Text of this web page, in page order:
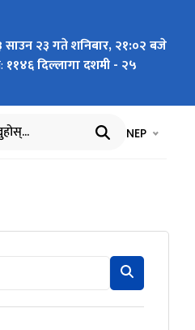
साउन २३ गते शनिबार, २१:०२ बजे
११४६ दिल्लागा दशमी - २५
भाषा चयन
NEP